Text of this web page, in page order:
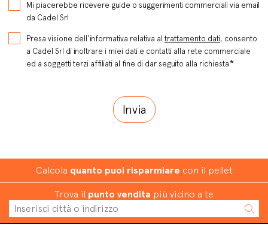
Mi piacerebbe ricevere guide o suggerimenti commerciali via email
da Cadel Srl
Presa visione dell'informativa relativa al trattamento dati, consento
a Cadel Srl di inoltrare i miei dati e contatti alla rete commerciale
ed a soggetti terzi affiliati al fine di dar seguito alla richiesta*
Calcola quanto puoi risparmiare con il pellet
Trova il punto vendita più vicino a te